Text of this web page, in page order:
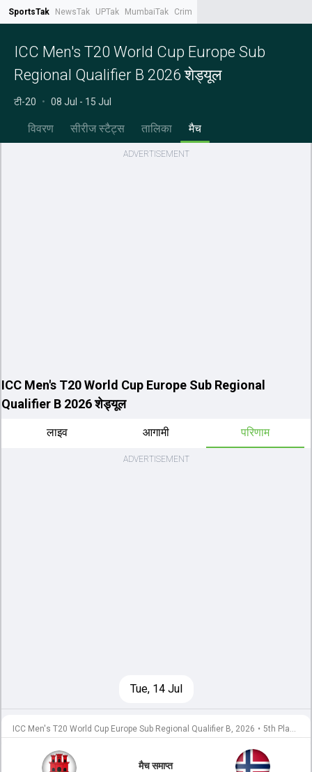
SportsTak NewsTak UPTak MumbaiTak CrimeTak
ICC Men's T20 World Cup Europe Sub
Regional Qualifier B 2026 शेड्यूल
टी-20 • 08 Jul - 15 Jul
विवरण सीरीज स्टैट्स तालिका मैच
ICC Men's T20 World Cup Europe Sub Regional
Qualifier B 2026 शेड्यूल
लाइव आगामी परिणाम
Tue, 14 Jul
ICC Men's T20 World Cup Europe Sub Regional Qualifier B, 2026 • 5th Place Play-off
मैच समाप्त